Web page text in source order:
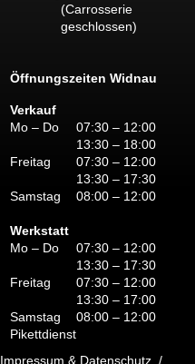
(Carrosserie
geschlossen)
Öffnungszeiten Widnau
Verkauf
Mo – Do
07:30 – 12:00
13:30 – 18:00
Freitag
07:30 – 12:00
13:30 – 17:30
Samstag
08:00 – 12:00
Werkstatt
Mo – Do
07:30 – 12:00
13:30 – 17:30
Freitag
07:30 – 12:00
13:30 – 17:00
Samstag
Pikettdienst
08:00 – 12:00
Impressum & Datenschutz /